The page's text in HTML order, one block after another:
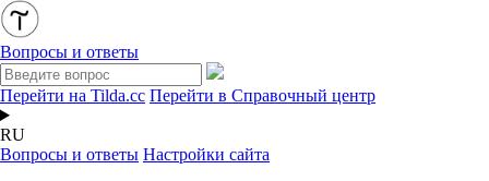
Вопросы и ответы
Перейти на Tilda.cc Перейти в Справочный центр
RU
Вопросы и ответы Настройки сайта